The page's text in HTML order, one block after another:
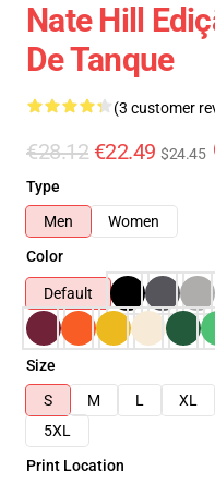
Nate Hill
De Tanque
(3 customer
€28.12 €22.49 $24.45
Type
Men
Women
Color
Default
Size
S
M L XL
5XL
Print Location